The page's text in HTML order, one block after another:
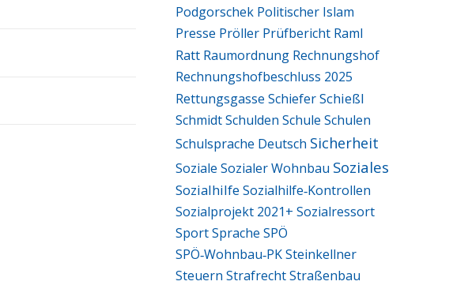
Podgorschek Politischer Islam
Presse Pröller Prüfbericht Raml
Ratt Raumordnung Rechnungshof
Rechnungshofbeschluss 2025
Rettungsgasse SchieferSchießl
SchmidtSchulden Schule Schulen
Schulsprache Deutsch Sicherheit
Soziale Sozialer Wohnbau Soziales
SozialhilfeSozialhilfe‑Kontrollen
Sozialprojekt 2021+ Sozialressort
SportSprache SPÖ
SPÖ‑Wohnbau‑PKSteinkellner
Steuern StrafrechtStraßenbau